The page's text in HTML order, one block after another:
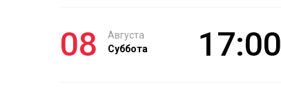
08
Августа
Суббота
17:00